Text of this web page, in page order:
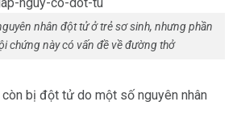
nhân đột tử ở trẻ sơ sinh, nhưng phần
chứng này có vấn đề về đường thở
bị đột tử do một số nguyên nhân